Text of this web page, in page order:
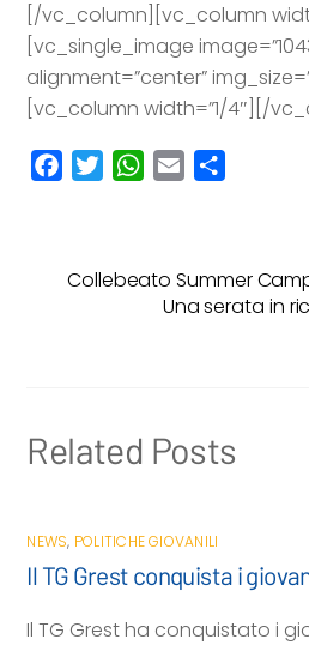
[/vc_column][vc_column
[vc_single_image
alignment=”center”
[vc_column width=”1/4″][/
b
t
W
s
l
i
v
Collebeato Summer
Una serata in
Related Posts
NEWS, POLITICHE GIOVANILI
Il TG Grest conquista i
Il TG Grest ha conquistato i